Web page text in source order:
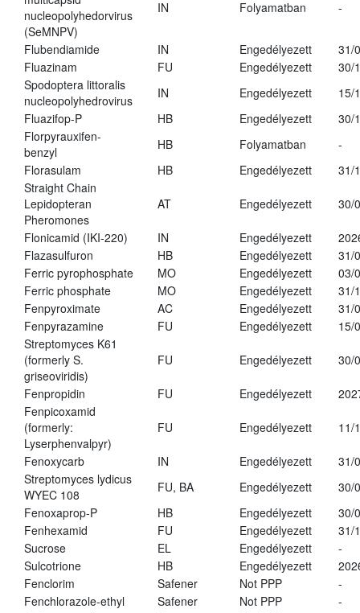
nucleopolyhedorvirus
(SeMNPV)
IN Folyamatban -
Flubendiamide IN Engedélyezett
31/
Fluazinam
FU Engedélyezett
30/
Spodoptera littoralis
nucleopolyhedrovirus
IN Engedélyezett
15/
Fluazifop-P
HB Engedélyezett
30/
Florpyrauxifen-
benzyl
HB Folyamatban
-
Florasulam
HB Engedélyezett
31/
Straight Chain
Lepidopteran
Pheromones
AT Engedélyezett 30/
Flonicamid (IKI-220) IN Engedélyezett
Flazasulfuron
HB Engedélyezett
31/
Ferric pyrophosphate
MO Engedélyezett
03/
Ferric phosphate
MO Engedélyezett
31/
Fenpyroximate
AC Engedélyezett
31/
Fenpyrazamine
FU Engedélyezett
15/
Streptomyces K61
(formerly S.
griseoviridis)
FU Engedélyezett 30/
Fenpropidin FU Engedélyezett
Fenpicoxamid
(formerly:
Lyserphenvalpyr)
FU Engedélyezett 11/
Fenoxycarb IN Engedélyezett
31/
Streptomyces lydicus
WYEC 108
FU, BA Engedélyezett
30/
Fenoxaprop-P
HB Engedélyezett
30/
Fenhexamid
FU Engedélyezett
31/
Sucrose
EL Engedélyezett
-
Sulcotrione
HB Engedélyezett
Fenclorim
Safener Not PPP
-
Fenchlorazole-ethyl
Safener Not PPP
-